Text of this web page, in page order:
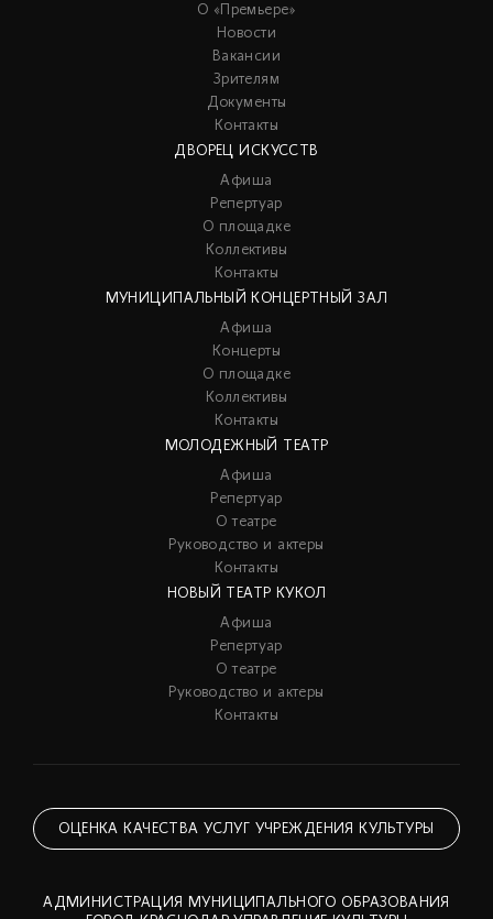
О «Премьере»
Новости
Вакансии
Зрителям
Документы
Контакты
ДВОРЕЦ ИСКУССТВ
Афиша
Репертуар
О площадке
Коллективы
Контакты
МУНИЦИПАЛЬНЫЙ КОНЦЕРТНЫЙ ЗАЛ
Афиша
Концерты
О площадке
Коллективы
Контакты
МОЛОДЕЖНЫЙ ТЕАТР
Афиша
Репертуар
О театре
Руководство и актеры
Контакты
НОВЫЙ ТЕАТР КУКОЛ
Афиша
Репертуар
О театре
Руководство и актеры
Контакты
ОЦЕНКА КАЧЕСТВА УСЛУГ УЧРЕЖДЕНИЯ КУЛЬТУРЫ
АДМИНИСТРАЦИЯ МУНИЦИПАЛЬНОГО ОБРАЗОВАНИЯ